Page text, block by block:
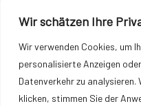
Wir schätzen Ihre
Wir verwenden Cookies, um
personalisierte Anzeigen
Datenverkehr zu analysieren.
klicken, stimmen Sie der
Engagement für
hochwertige und nachhaltige
Kaffeepads, kombiniert
umweltfreundliche
Benutzererfahrung. Wenn Sie